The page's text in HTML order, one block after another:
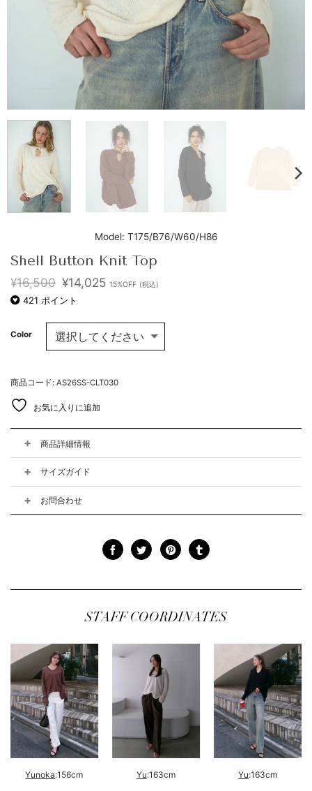
Model: T175/B76/W60/H86
Shell Button Knit Top
¥16,500 元
の
価
は
¥16,500
で
た。
¥14,025 現
格
は
¥14,025
す。
15%OFF (税込)
421 ポイント
Color
商品コード: AS26SS-CLT030
お気に入りに追加
商品詳細情報
サイズガイド
お問合わせ
STAFF COORDINATES
Yunoka:156cm Yu:163cm Yu:163cm